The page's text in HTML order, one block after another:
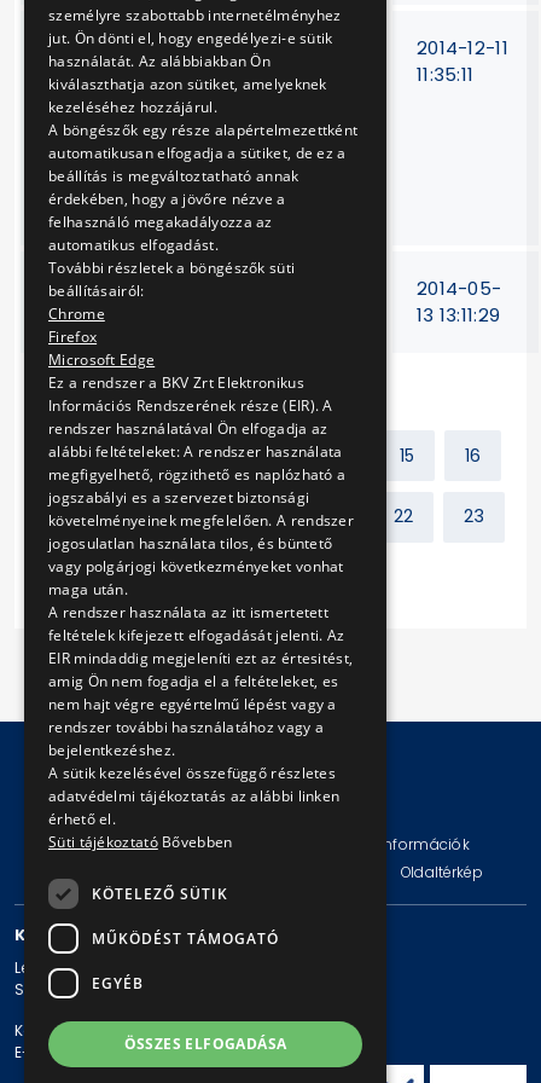
Belszolgálati
járművekhez
üléshuzat
beszerzése,
felszerelése és
szükség szerinti
eseti javítása
V-
309/14.
2014-12-11
11:35:11
Bécsi úti jelfogók
cseréje
2014-05-
13 13:11:29
Előző 1 2 ... 14 15 16
17 18 19 20 21 22 23
Következő
© Copyright 2026 BKV Zrt.
Impresszum Jogi nyilatkozat
Technikai információk
Oldaltérkép
KAPCSOLAT
Levelezési cím: 1980 Budapest, Pf. 11.
Székhely: 1980 Budapest, Akácfa u. 15.
Központi telefonszám: + 36 1 461-65-00
E-mail cím: bkv@bkv.hu
személyre szabottabb internetélményhez
jut. Ön dönti el, hogy engedélyezi-e sütik
használatát. Az alábbiakban Ön
kiválaszthatja azon sütiket, amelyeknek
kezeléséhez hozzájárul.
A böngészők egy része alapértelmezettként
automatikusan elfogadja a sütiket, de ez a
beállítás is megváltoztatható annak
érdekében, hogy a jövőre nézve a
felhasználó megakadályozza az
automatikus elfogadást.
További részletek a böngészők süti
beállításairól:
Chrome
Firefox
Microsoft Edge
Ez a rendszer a BKV Zrt Elektronikus
Információs Rendszerének része (EIR). A
rendszer használatával Ön elfogadja az
alábbi feltételeket: A rendszer használata
megfigyelhető, rögzithető es naplózható a
jogszabályi es a szervezet biztonsági
követelményeinek megfelelően. A rendszer
jogosulatlan használata tilos, és büntető
vagy polgárjogi következményeket vonhat
maga után.
A rendszer használata az itt ismertetett
feltételek kifejezett elfogadását jelenti. Az
EIR mindaddig megjeleníti ezt az értesitést,
amig Ön nem fogadja el a feltételeket, es
nem hajt végre egyértelmű lépést vagy a
rendszer további használatához vagy a
bejelentkezéshez.
A sütik kezelésével összefüggő részletes
adatvédelmi tájékoztatás az alábbi linken
érhető el.
Süti tájékoztató Bővebben
KÖTELEZŐ SÜTIK
MŰKÖDÉST TÁMOGATÓ
EGYÉB
ÖSSZES ELFOGADÁSA